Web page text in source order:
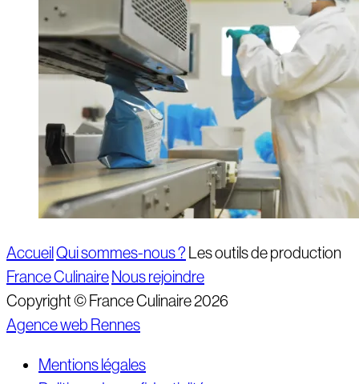
Accueil Qui sommes-nous ? Les outils de production
France Culinaire Nous rejoindre
Copyright © France Culinaire 2026
Agence web Rennes
Mentions légales